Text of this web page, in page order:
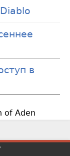
в
of Aden